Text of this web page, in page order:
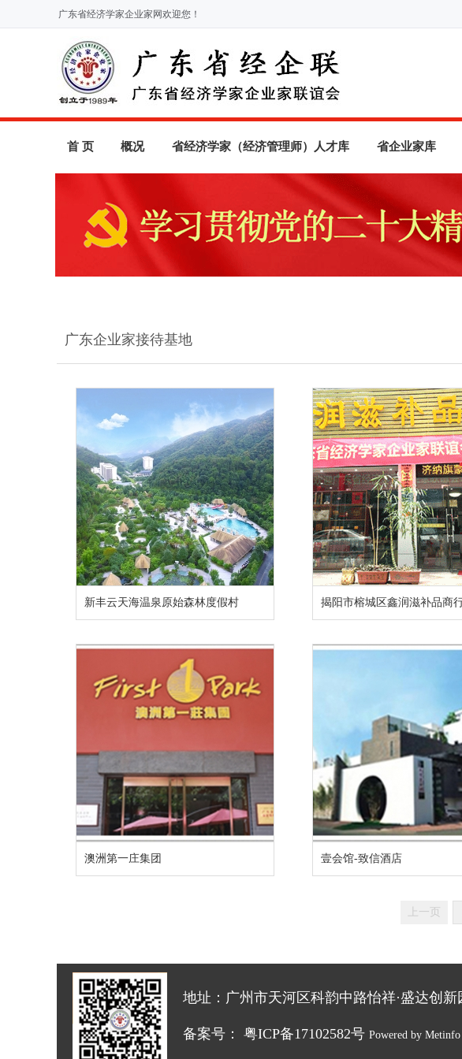
广东省经济学家企业家网欢迎您！
首 页 概况 省经济学家（经济管理师）人才库 省企业家库
广东企业家接待基地
新丰云天海温泉原始森林度假村 揭阳市榕城区鑫润滋补品商
澳洲第一庄集团 壹会馆-致信酒店
上一页
地址：广州市天河区科韵中路怡祥·盛达创
备案号： 粤ICP备17102582号 Powered by Metinfo